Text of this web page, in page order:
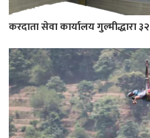
करदाता सेवा कार्यालय गुल्मीद्धारा